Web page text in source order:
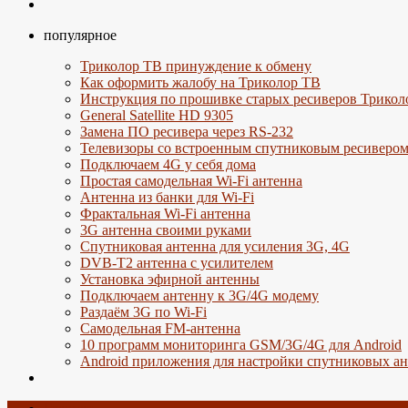
популярное
Триколор ТВ принуждение к обмену
Как оформить жалобу на Триколор ТВ
Инструкция по прошивке старых ресиверов
General Satellite HD 9305
Замена ПО ресивера через RS-232
Телевизоры со встроенным спутниковым ресивером
Подключаем 4G у себя дома
Простая самодельная Wi-Fi антенна
Антенна из банки для Wi-Fi
Фрактальная Wi-Fi антенна
3G антенна своими руками
Спутниковая антенна для усиления 3G, 4G
DVB-T2 антенна с усилителем
Установка эфирной антенны
Подключаем антенну к 3G/4G модему
Раздаём 3G по Wi-Fi
Самодельная FM-антенна
10 программ мониторинга GSM/3G/4G для Android
Android приложения для настройки спутниковых